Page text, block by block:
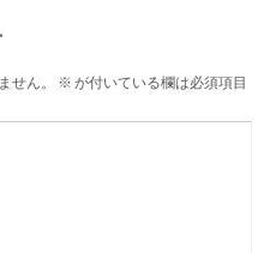
せん。 ※ が付いている欄は必須項目